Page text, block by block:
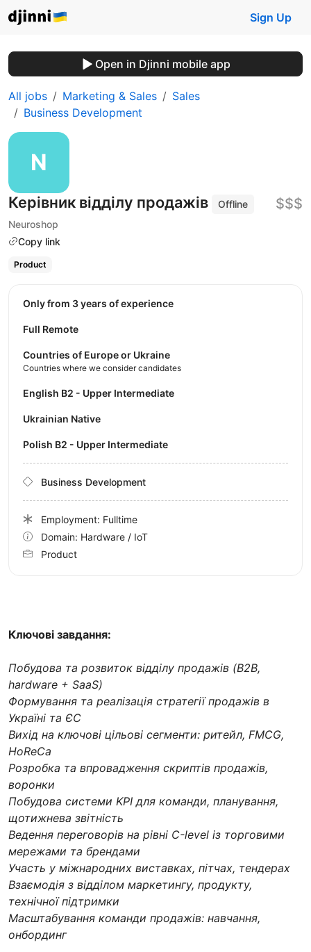
Sign Up
Open in Djinni mobile app
All jobs Marketing & Sales
Sales
Business Development
Керівник відділу продажів
Offline
Neuroshop
Copy link
$$$
Product
Ключові завдання:
Побудова та розвиток відділу продажів (B2B,
hardware + SaaS)
Формування та реалізація стратегії продажів в
Україні та ЄС
Вихід на ключові цільові сегменти: ритейл, FMCG,
HoReCa
Розробка та впровадження скриптів продажів,
воронки
Побудова системи KPI для команди, планування,
щотижнева звітність
Ведення переговорів на рівні С-level із торговими
мережами та брендами
Участь у міжнародних виставках, пітчах, тендерах
Взаємодія з відділом маркетингу, продукту,
технічної підтримки
Масштабування команди продажів: навчання,
онбординг
Only from 3 years of experience
Full Remote
Countries of Europe or Ukraine
Countries where we consider candidates
English B2 - Upper Intermediate
Ukrainian Native
Polish B2 - Upper Intermediate
Business Development
Employment: Fulltime
Domain: Hardware / IoT
Product